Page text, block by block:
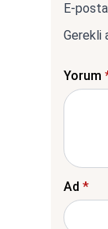
E-
Gerekli
Yorum
Ad *